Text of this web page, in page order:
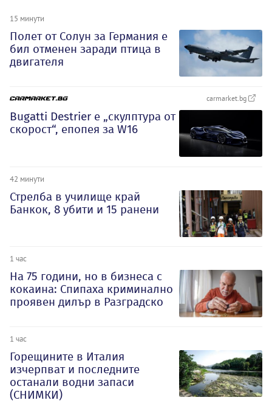
15 минути
Полет от Солун за Германия е
бил отменен заради птица в
двигателя
carmarket.bg
Bugatti Destrier е „скулптура от
скорост“, епопея за W16
42 минути
Стрелба в училище край
Банкок, 8 убити и 15 ранени
1 час
На 75 години, но в бизнеса с
кокаина: Спипаха криминално
проявен дилър в Разградско
1 час
Горещините в Италия
изчерпват и последните
останали водни запаси
(СНИМКИ)